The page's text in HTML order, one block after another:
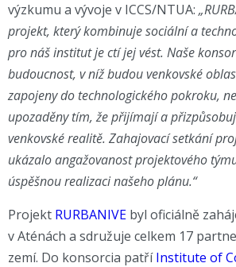
výzkumu a vývoje v ICCS/NTUA:
projekt, který kombinuje sociální a
pro náš institut je ctí jej vést. Naše
budoucnost, v níž budou venkovské
zapojeny do technologického pokroku,
upozaděny tím, že přijímají a
venkovské realitě. Zahajovací setkání
ukázalo angažovanost projektového
úspěšnou realizaci našeho plánu.“
Projekt RURBANIVE byl oficiálně
v Aténách a sdružuje celkem 17
zemí. Do konsorcia patříInstitute of